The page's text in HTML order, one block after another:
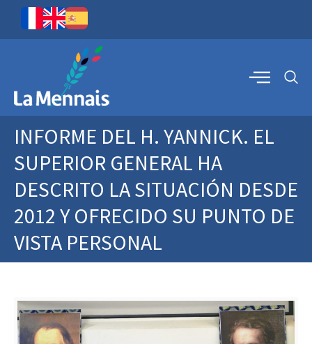
INFORME DEL H. YANNICK. EL
SUPERIOR GENERAL HA
DESCRITO LA SITUACIÓN DESDE
2012 Y OFRECIDO SU PUNTO DE
VISTA PERSONAL